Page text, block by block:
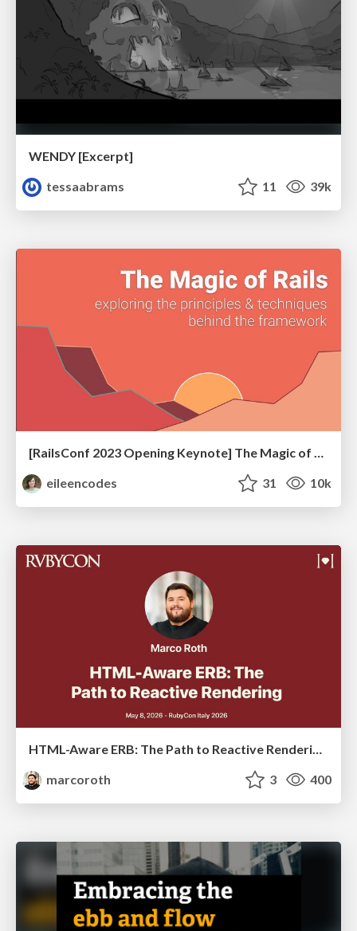
WENDY [Excerpt]
tessaabrams
11 39k
[RailsConf 2023 Opening Keynote] The Magic of Rails
eileencodes
31 10k
HTML-Aware ERB: The Path to Reactive Rendering @ RubyCon 2026, Rimini, Italy
marcoroth
3 400